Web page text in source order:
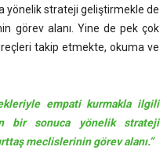
yönelik strateji geliştirmekle de
görev alanı. Yine de pek çok
takip etmekte, okuma ve
empati kurmakla ilgili
bir sonuca yönelik strateji
meclislerinin görev alanı.”